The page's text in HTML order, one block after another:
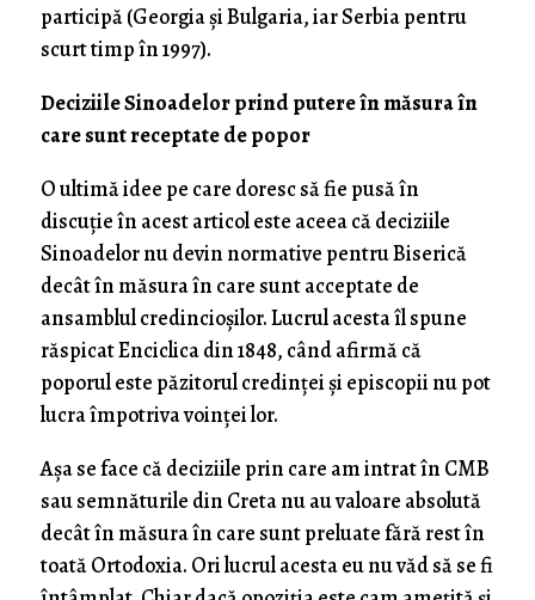
participă (Georgia și Bulgaria, iar Serbia pentru
scurt timp în 1997).
Deciziile Sinoadelor prind putere în măsura în
care sunt receptate de popor
O ultimă idee pe care doresc să fie pusă în
discuție în acest articol este aceea că deciziile
Sinoadelor nu devin normative pentru Biserică
decât în măsura în care sunt acceptate de
ansamblul credincioșilor. Lucrul acesta îl spune
răspicat Enciclica din 1848, când afirmă că
poporul este păzitorul credinței și episcopii nu pot
lucra împotriva voinței lor.
Așa se face că deciziile prin care am intrat în CMB
sau semnăturile din Creta nu au valoare absolută
decât în măsura în care sunt preluate fără rest în
toată Ortodoxia. Ori lucrul acesta eu nu văd să se fi